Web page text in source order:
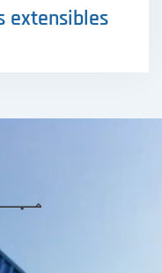
extensibles